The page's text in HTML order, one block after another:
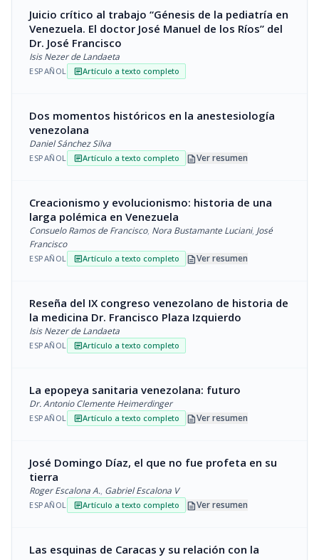
Juicio crítico al trabajo “Génesis de la pediatría en
Venezuela. El doctor José Manuel de los Ríos” del
Dr. José Francisco
Isis Nezer de Landaeta
ESPAÑOL articleArtículo a texto completo
Dos momentos históricos en la anestesiología
venezolana
Daniel Sánchez Silva
ESPAÑOL articleArtículo a texto completo descriptionVer resumen
Creacionismo y evolucionismo: historia de una
larga polémica en Venezuela
Consuelo Ramos de Francisco, Nora Bustamante Luciani, José
Francisco
ESPAÑOL articleArtículo a texto completo descriptionVer resumen
Reseña del IX congreso venezolano de historia de
la medicina Dr. Francisco Plaza Izquierdo
Isis Nezer de Landaeta
ESPAÑOL articleArtículo a texto completo
La epopeya sanitaria venezolana: futuro
Dr. Antonio Clemente Heimerdinger
ESPAÑOL articleArtículo a texto completo descriptionVer resumen
José Domingo Díaz, el que no fue profeta en su
tierra
Roger Escalona A., Gabriel Escalona V
ESPAÑOL articleArtículo a texto completo descriptionVer resumen
Las esquinas de Caracas y su relación con la